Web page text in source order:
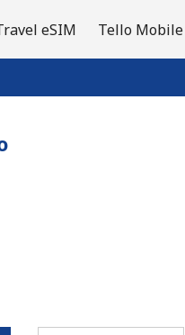
eSIM Tello Mobile